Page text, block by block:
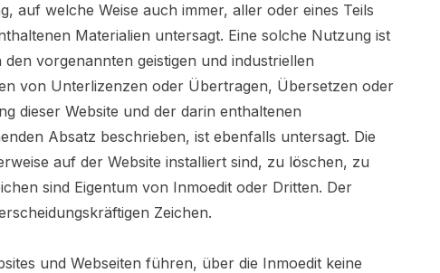
auf welche Weise auch immer, aller oder eines Teils
Materialien untersagt. Eine solche Nutzung ist
vorgenannten geistigen und industriellen
von Unterlizenzen oder Übertragen, Übersetzen oder
dieser Website und der darin enthaltenen
Absatz beschrieben, ist ebenfalls untersagt. Die
auf der Website installiert sind, zu löschen, zu
sind Eigentum von Inmoedit oder Dritten. Der
Zeichen.
und Webseiten führen, über die Inmoedit keine